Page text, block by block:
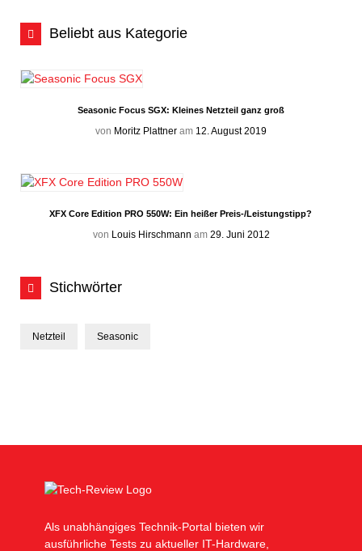
Beliebt aus Kategorie
Seasonic Focus SGX: Kleines Netzteil ganz groß
von Moritz Plattner am 12. August 2019
XFX Core Edition PRO 550W: Ein heißer Preis-/Leistungstipp?
von Louis Hirschmann am 29. Juni 2012
Stichwörter
Netzteil Seasonic
Als unabhängiges Technik-Portal bieten wir
ausführliche Tests zu aktueller IT-Hardware,